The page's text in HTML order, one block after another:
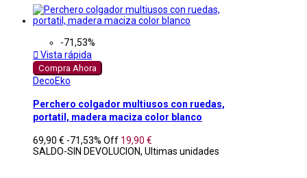
-71,53%
 Vista rápida
Compra Ahora
DecoEko
Perchero colgador multiusos con ruedas,
portatil, madera maciza color blanco
69,90 € -71,53% Off 19,90 €
SALDO-SIN DEVOLUCION, Ultimas unidades